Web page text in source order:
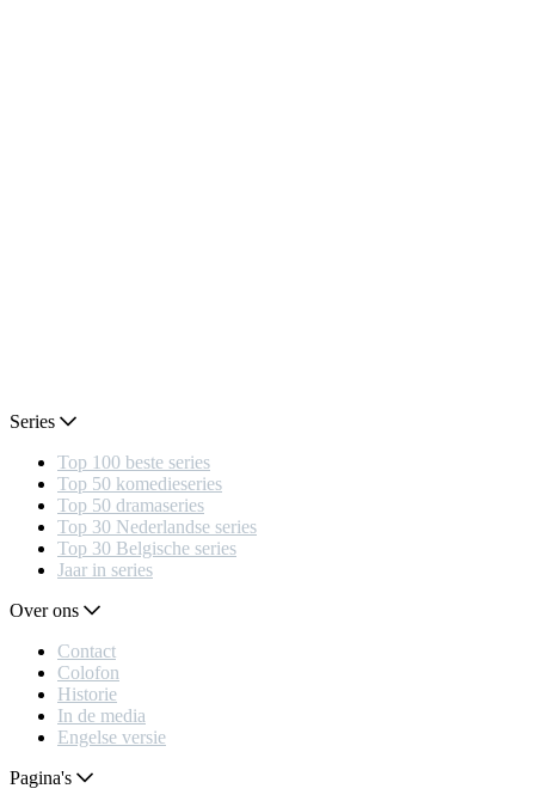
Series
Top 100 beste series
Top 50 komedieseries
Top 50 dramaseries
Top 30 Nederlandse series
Top 30 Belgische series
Jaar in series
Over ons
Contact
Colofon
Historie
In de media
Engelse versie
Pagina's